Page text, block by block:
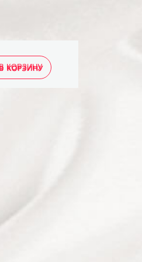
В КОРЗИНУ